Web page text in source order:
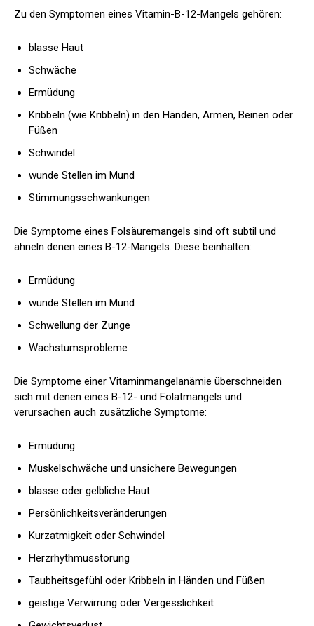
Zu den Symptomen eines Vitamin-B-12-Mangels gehören:
blasse Haut
Schwäche
Ermüdung
Kribbeln (wie Kribbeln) in den Händen, Armen, Beinen oder
Füßen
Schwindel
wunde Stellen im Mund
Stimmungsschwankungen
Die Symptome eines Folsäuremangels sind oft subtil und
ähneln denen eines B-12-Mangels. Diese beinhalten:
Ermüdung
wunde Stellen im Mund
Schwellung der Zunge
Wachstumsprobleme
Die Symptome einer Vitaminmangelanämie überschneiden
sich mit denen eines B-12- und Folatmangels und
verursachen auch zusätzliche Symptome:
Ermüdung
Muskelschwäche und unsichere Bewegungen
blasse oder gelbliche Haut
Persönlichkeitsveränderungen
Kurzatmigkeit oder Schwindel
Herzrhythmusstörung
Taubheitsgefühl oder Kribbeln in Händen und Füßen
geistige Verwirrung oder Vergesslichkeit